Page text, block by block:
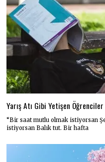
Yarış Atı Gibi Yetişen
“Bir saat mutlu olmak istiyorsan
istiyorsan Balık tut. Bir hafta